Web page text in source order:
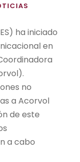
ha iniciado
en
no
a Acorvol
de este
a cabo